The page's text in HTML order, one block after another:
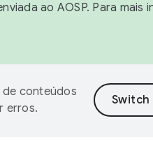
ao AOSP. Para mais
conteúdos
erros.